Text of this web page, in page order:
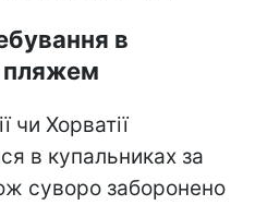
в
пляжем
чи Хорватії
в купальниках за
суворо заборонено